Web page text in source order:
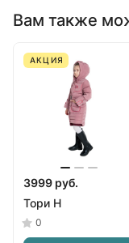
Вам также
АКЦИЯ
3999 руб.
Тори Н
0